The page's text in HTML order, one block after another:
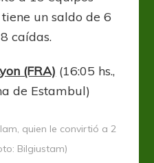
un saldo de 6
caídas.
(FRA) (16:05 hs.,
de Estambul)
quien le convirtió a 2
Bilgiustam)